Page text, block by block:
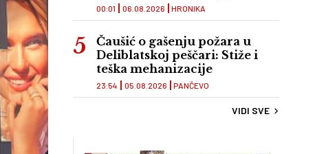
HRONIKA
00:01 06.08.2026
Čaušić o gašenju požara u
Deliblatskoj peščari: Stiže i
teška mehanizacije
PANČEVO
23:54 05.08.2026
VIDI SVE